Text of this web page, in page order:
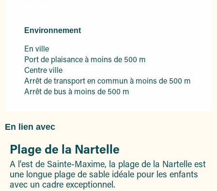
Environnement
Environnement
En ville
Port de plaisance à moins de 500 m
Centre ville
Arrêt de transport en commun à moins de 500 m
Arrêt de bus à moins de 500 m
En lien avec
Plage de la Nartelle
A l'est de Sainte-Maxime, la plage de la Nartelle est
une longue plage de sable idéale pour les enfants
avec un cadre exceptionnel.